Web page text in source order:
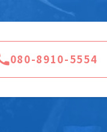
080-8910-5554